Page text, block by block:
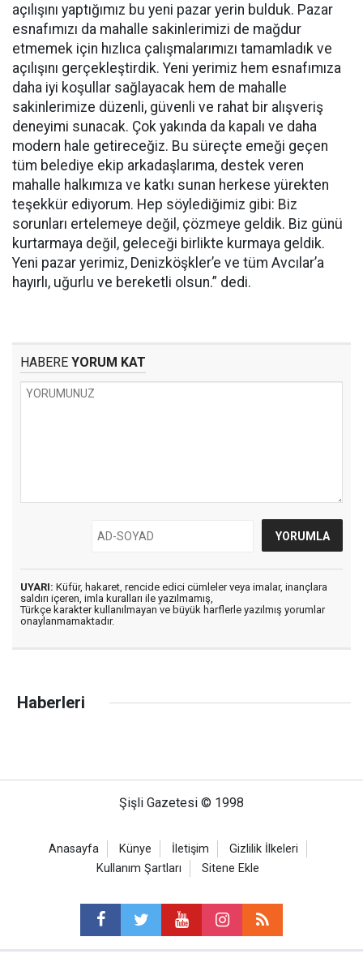
açılışını yaptığımız bu yeni pazar yerin bulduk. Pazar
esnafımızı da mahalle sakinlerimizi de mağdur
etmemek için hızlıca çalışmalarımızı tamamladık ve
açılışını gerçekleştirdik. Yeni yerimiz hem esnafımıza
daha iyi koşullar sağlayacak hem de mahalle
sakinlerimize düzenli, güvenli ve rahat bir alışveriş
deneyimi sunacak. Çok yakında da kapalı ve daha
modern hale getireceğiz. Bu süreçte emeği geçen
tüm belediye ekip arkadaşlarıma, destek veren
mahalle halkımıza ve katkı sunan herkese yürekten
teşekkür ediyorum. Hep söylediğimiz gibi: Biz
sorunları ertelemeye değil, çözmeye geldik. Biz günü
kurtarmaya değil, geleceği birlikte kurmaya geldik.
Yeni pazar yerimiz, Denizköşkler’e ve tüm Avcılar’a
hayırlı, uğurlu ve bereketli olsun.” dedi.
HABERE YORUM KAT
UYARI: Küfür, hakaret, rencide edici cümleler veya imalar, inançlara
saldırı içeren, imla kuralları ile yazılmamış,
Türkçe karakter kullanılmayan ve büyük harflerle yazılmış yorumlar
onaylanmamaktadır.
Haberleri
Şişli Gazetesi © 1998
Anasayfa Künye İletişim
Gizlilik İlkeleri
Kullanım Şartları
Sitene Ekle